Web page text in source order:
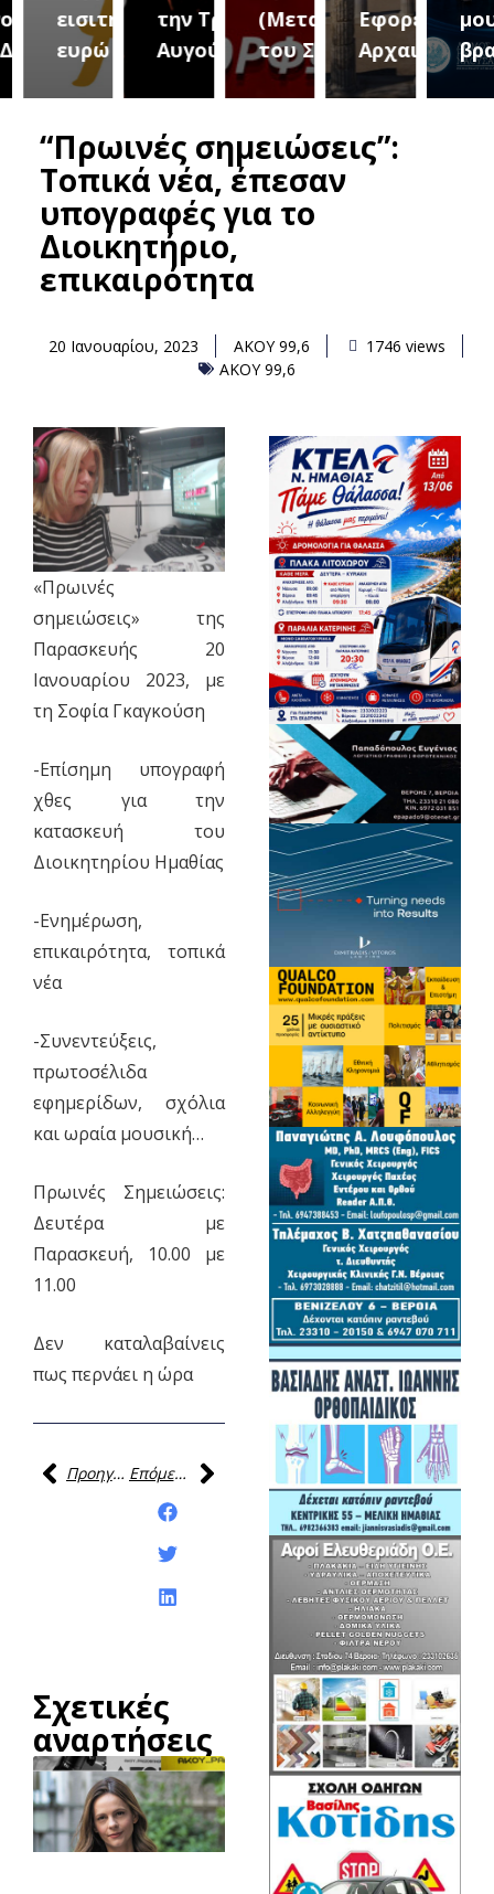
εισιτήριο 2
ευρώ
την Τρίτη 18
Αυγούστου
(Μεταμόρφωση
του Σωτήρος)
Εφορεία
Αρχαιοτήτων
“Πρωινές σημειώσεις”:
Τοπικά νέα, έπεσαν
υπογραφές για το
Διοικητήριο,
επικαιρότητα
20 Ιανουαρίου, 2023 ΑΚΟΥ 99,6
1746 views
ΑΚΟΥ 99,6
«Πρωινές
σημειώσεις» της
Παρασκευής 20
Ιανουαρίου 2023, με
τη Σοφία Γκαγκούση
-Επίσημη υπογραφή
χθες για την
κατασκευή του
Διοικητηρίου Ημαθίας
-Ενημέρωση,
επικαιρότητα, τοπικά
νέα
-Συνεντεύξεις,
πρωτοσέλιδα
εφημερίδων, σχόλια
και ωραία μουσική…
Πρωινές Σημειώσεις:
Δευτέρα με
Παρασκευή, 10.00 με
11.00
Δεν καταλαβαίνεις
πως περνάει η ώρα
Προηγούμενη
Επόμενη
Σχετικές
αναρτήσεις